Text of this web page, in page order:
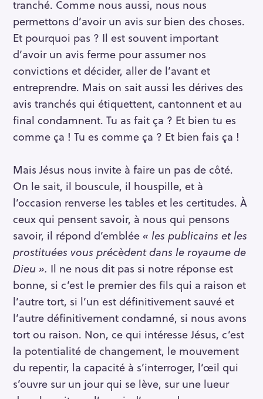
tranché. Comme nous aussi, nous nous
permettons d’avoir un avis sur bien des choses.
Et pourquoi pas ? Il est souvent important
d’avoir un avis ferme pour assumer nos
convictions et décider, aller de l’avant et
entreprendre. Mais on sait aussi les dérives des
avis tranchés qui étiquettent, cantonnent et au
final condamnent. Tu as fait ça ? Et bien tu es
comme ça ! Tu es comme ça ? Et bien fais ça !
Mais Jésus nous invite à faire un pas de côté.
On le sait, il bouscule, il houspille, et à
l’occasion renverse les tables et les certitudes. À
ceux qui pensent savoir, à nous qui pensons
savoir, il répond d’emblée « les publicains et les
prostituées vous précèdent dans le royaume de
Dieu ». Il ne nous dit pas si notre réponse est
bonne, si c’est le premier des fils qui a raison et
l’autre tort, si l’un est définitivement sauvé et
l’autre définitivement condamné, si nous avons
tort ou raison. Non, ce qui intéresse Jésus, c’est
la potentialité de changement, le mouvement
du repentir, la capacité à s’interroger, l’œil qui
s’ouvre sur un jour qui se lève, sur une lueur
R
e
c